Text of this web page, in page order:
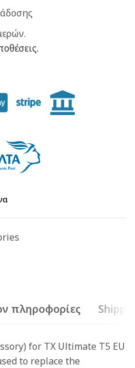
πληροφορίες
for TX Ultimate T5 EU
to replace the